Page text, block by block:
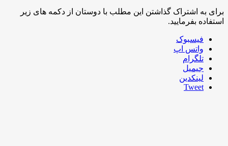
اشتراک گذاشتن این مطلب با دوستان از دکمه های زیر
بفرمایید.
فیسبوک
واتس اپ
تلگرام
جیمیل
لینکدین
Tweet